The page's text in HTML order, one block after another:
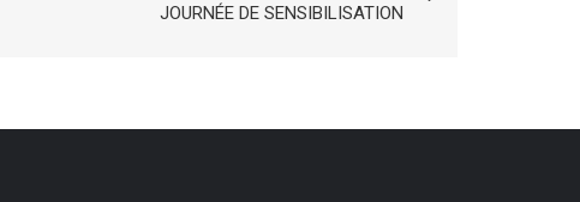
JOURNÉE DE SENSIBILISATION